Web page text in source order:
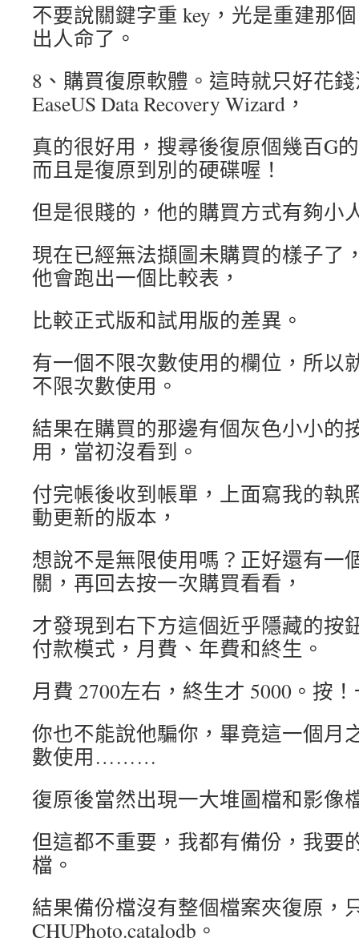
不要說關鍵字重 key，光是重建那
出人命了。
8、購買復原軟體。這時就只好花
EaseUS Data Recovery Wizard，
真的很好用，搜尋後復原個幾百G
而且是復原到別的硬碟喔！
但是很賤的，他的購買方式有夠小
現在已經無法擷圖未購買的樣子了
他會跑出一個比較表，
比較正式版和試用版的差異。
有一個不限次數使用的欄位，所以
不限次數使用。
結果在購買的那邊有個灰色小小的
用，當初沒看到。
付完帳後收到帳單，上面寫我的執
動更新的版本，
想說不是無限使用嗎？正好還有一
關，再回去按一次購買看看，
才發現到右下方這個近乎隱藏的按
付款模式，月費、年費和終生。
月費 2700左右，終生才 5000。按
你也不能說他騙你，畢竟這一個月
數使用………
復原後當然出現一大堆圖檔和影像
但這都不重要，我都有備份，我要
檔。
結果備份檔沒有整個檔案夾復原，
CHUPhoto.catalodb。